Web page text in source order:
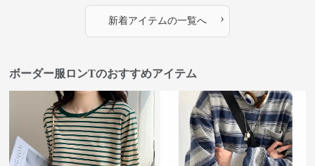
新着アイテムの一覧へ ›
ボーダー服ロンTのおすすめアイテム